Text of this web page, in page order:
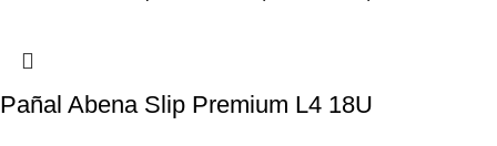
Pañal Abena Slip Premium L4 18U